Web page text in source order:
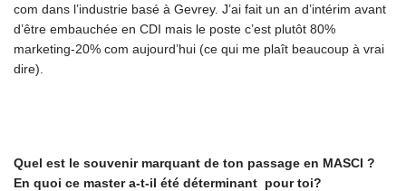
com dans l’industrie basé à Gevrey. J’ai fait un an d’intérim avant
d’être embauchée en CDI mais le poste c’est plutôt 80%
marketing-20% com aujourd’hui (ce qui me plaît beaucoup à vrai
dire).
Quel est le souvenir marquant de ton passage en MASCI ?
En quoi ce master a-t-il été déterminant pour toi?